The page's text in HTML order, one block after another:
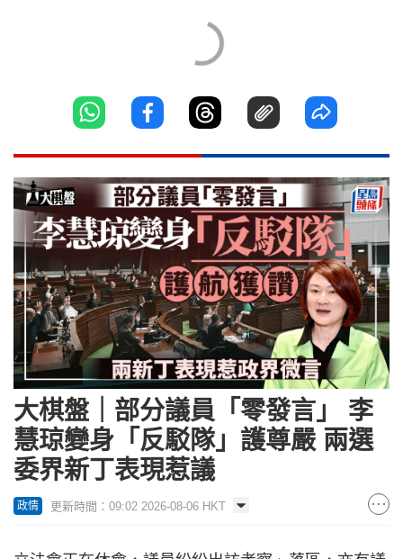
大棋盤｜部分議員「零發言」 李
慧琼變身「反駁隊」護尊嚴 兩選
委界新丁表現惹議
政情 更新時間：09:02 2026-08-06 HKT